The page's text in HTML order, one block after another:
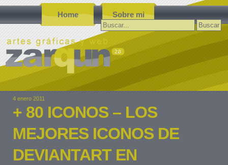
Home Sobre mi
Buscar:
4 enero 2011
+ 80 ICONOS – LOS
MEJORES ICONOS DE
DEVIANTART EN